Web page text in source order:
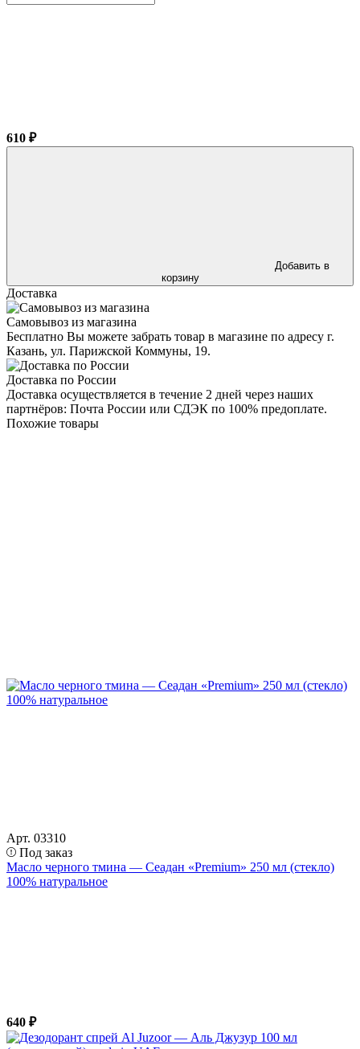
610 ₽
Добавить в
корзину
Доставка
Самовывоз из магазина
Бесплатно Вы можете забрать товар в магазине по адресу г.
Казань, ул. Парижской Коммуны, 19.
Доставка по России
Доставка осуществляется в течение 2 дней через наших
партнёров: Почта России или СДЭК по 100% предоплате.
Похожие товары
Арт. 03310
Под заказ
Масло черного тмина — Сеадан «Premium» 250 мл (стекло)
100% натуральное
640 ₽